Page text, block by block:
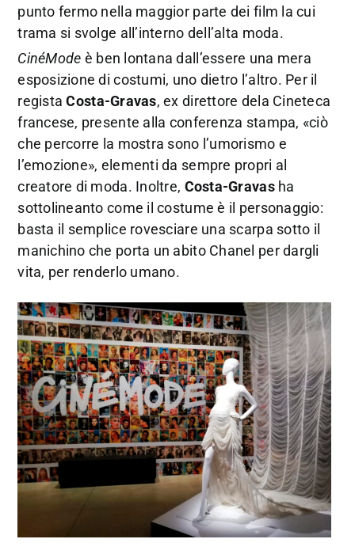
punto fermo nella maggior parte dei film la cui
trama si svolge all’interno dell’alta moda.
CinéMode è ben lontana dall’essere una mera
esposizione di costumi, uno dietro l’altro. Per il
registaCosta-Gravas, ex direttore dela Cineteca
francese, presente alla conferenza stampa, «ciò
che percorre la mostra sono l’umorismo e
l’emozione», elementi da sempre propri al
creatore di moda. Inoltre, Costa-Gravas ha
sottolineanto come il costume è il personaggio:
basta il semplice rovesciare una scarpa sotto il
manichino che porta un abito Chanel per dargli
vita, per renderlo umano.